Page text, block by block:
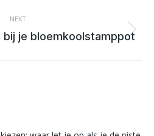
NEXT
Next
bij je bloemkoolstamppot